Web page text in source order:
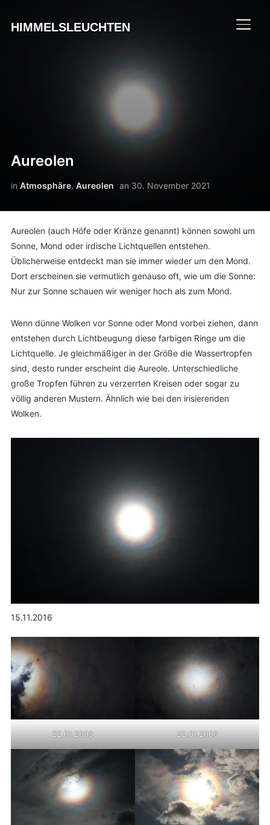
HIMMELSLEUCHTEN
Aureolen
in Atmosphäre, Aureolen an 30. November 2021
Aureolen (auch Höfe oder Kränze genannt) können sowohl um
Sonne, Mond oder irdische Lichtquellen entstehen.
Üblicherweise entdeckt man sie immer wieder um den Mond.
Dort erscheinen sie vermutlich genauso oft, wie um die Sonne:
Nur zur Sonne schauen wir weniger hoch als zum Mond.
Wenn dünne Wolken vor Sonne oder Mond vorbei ziehen, dann
entstehen durch Lichtbeugung diese farbigen Ringe um die
Lichtquelle. Je gleichmäßiger in der Größe die Wassertropfen
sind, desto runder erscheint die Aureole. Unterschiedliche
große Tropfen führen zu verzerrten Kreisen oder sogar zu
völlig anderen Mustern. Ähnlich wie bei den irisierenden
Wolken.
15.11.2016
22.01.2008 22.01.2008